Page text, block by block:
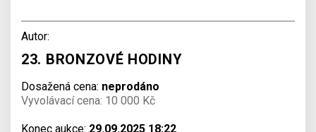
Autor:
23. BRONZOVÉ HODINY
Dosažená cena: neprodáno
Vyvolávací cena: 10 000 Kč
Konec aukce: 29.09.2025 18:22